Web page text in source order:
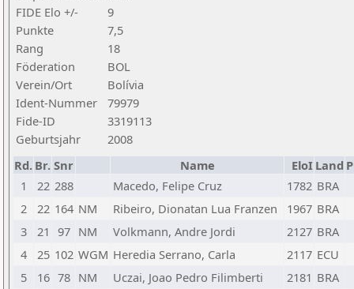
FIDE Elo +/-
9
Punkte
7,5
Rang
18
Föderation
BOL
Verein/Ort
Bolívia
Ident-Nummer
79979
Fide-ID
3319113
Geburtsjahr
2008
Rd. Br. Snr Name EloI Land
1
22 288 Macedo, Felipe Cruz 1782 BRA
2
22 164 NM Ribeiro, Dionatan Lua Franzen 1967 BRA
3
21 97 NM Volkmann, Andre Jordi 2127 BRA
4
25 102 WGM Heredia Serrano, Carla 2117 ECU
5
16 78 NM Uczai, Joao Pedro Filimberti 2181 BRA